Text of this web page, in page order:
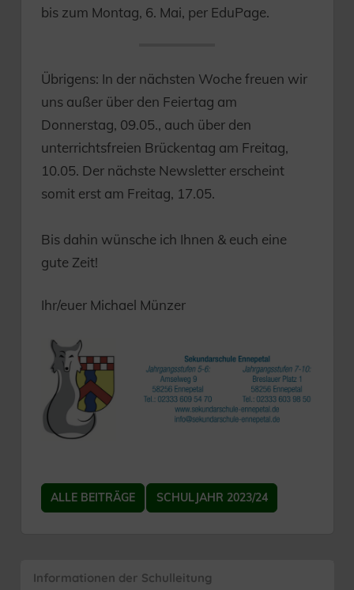
bis zum Montag, 6. Mai, per EduPage.
Übrigens: In der nächsten Woche freuen wir
uns außer über den Feiertag am
Donnerstag, 09.05., auch über den
unterrichtsfreien Brückentag am Freitag,
10.05. Der nächste Newsletter erscheint
somit erst am Freitag, 17.05.
Bis dahin wünsche ich Ihnen & euch eine
gute Zeit!
Ihr/euer Michael Münzer
ALLE BEITRÄGE SCHULJAHR 2023/24
Informationen der Schulleitung